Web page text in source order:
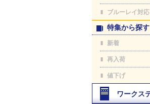
ブルーレイ対応
特集から探す
新着
再入荷
値下げ